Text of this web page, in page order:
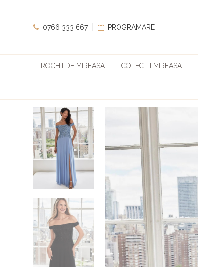
0766 333 667 PROGRAMARE
ROCHII DE MIREASA COLECTII MIREASA